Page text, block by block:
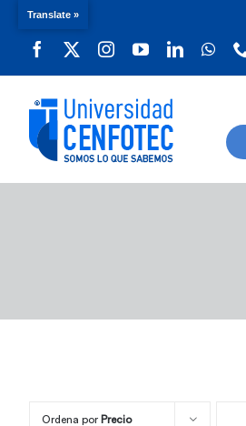
Ordena por Precio
Translate »